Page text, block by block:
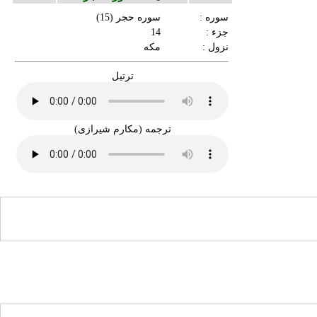
سوره : سوره حجر (15)
جزء :
14
نزول :
مکه
ترتیل
ترجمه (مکارم شیرازی)